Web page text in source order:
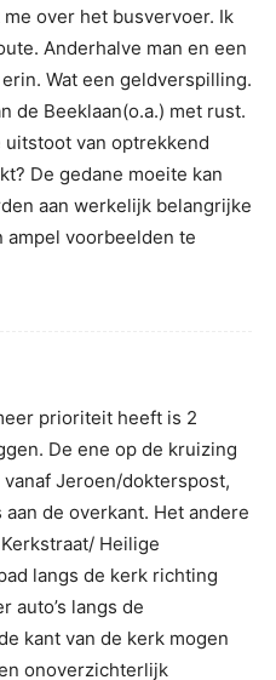
over het busvervoer. Ik
Anderhalve man en een
Wat een geldverspilling.
de Beeklaan(o.a.) met rust.
uitstoot van optrekkend
De gedane moeite kan
aan werkelijk belangrijke
ampel voorbeelden te
prioriteit heeft is 2
De ene op de kruizing
Jeroen/dokterspost,
de overkant. Het andere
Heilige
langs de kerk richting
auto’s langs de
kant van de kerk mogen
onoverzichterlijk